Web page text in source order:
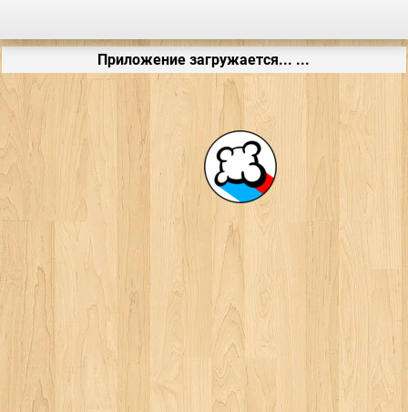
Приложение загружается... ...